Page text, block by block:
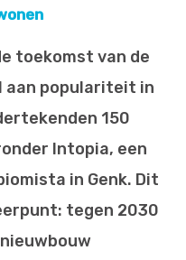
toekomst van de
aan populariteit in
150
Intopia, een
in Genk. Dit
tegen 2030